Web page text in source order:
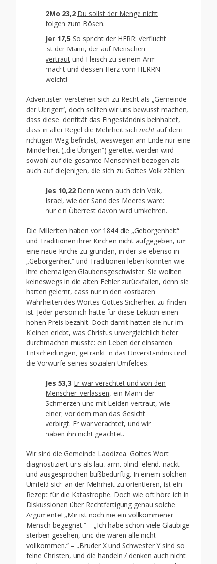
2Mo 23,2 Du sollst der Menge nicht
folgen zum Bösen.
Jer 17,5 So spricht der HERR: Verflucht
ist der Mann, der auf Menschen
vertraut und Fleisch zu seinem Arm
macht und dessen Herz vom HERRN
weicht!
Adventisten verstehen sich zu Recht als „Gemeinde
der Übrigen“, doch sollten wir uns bewusst machen,
dass diese Identität das Eingeständnis beinhaltet,
dass in aller Regel die Mehrheit sich nicht auf dem
richtigen Weg befindet, weswegen am Ende nur eine
Minderheit („die Übrigen“) gerettet werden wird –
sowohl auf die gesamte Menschheit bezogen als
auch auf diejenigen, die sich zu Gottes Volk zählen:
Jes 10,22 Denn wenn auch dein Volk,
Israel, wie der Sand des Meeres wäre:
nur ein Überrest davon wird umkehren.
Die Milleriten haben vor 1844 die „Geborgenheit“
und Traditionen ihrer Kirchen nicht aufgegeben, um
eine neue Kirche zu gründen, in der sie ebenso in
„Geborgenheit“ und Traditionen leben konnten wie
ihre ehemaligen Glaubensgeschwister. Sie wollten
keineswegs in die alten Fehler zurückfallen, denn sie
hatten gelernt, dass nur in den kostbaren
Wahrheiten des Wortes Gottes Sicherheit zu finden
ist. Jeder persönlich hatte für diese Lektion einen
hohen Preis bezahlt. Doch damit hatten sie nur im
Kleinen erlebt, was Christus unvergleichlich tiefer
durchmachen musste: ein Leben der einsamen
Entscheidungen, getränkt in das Unverständnis und
die Vorwürfe seines sozialen Umfeldes.
Jes 53,3 Er war verachtet und von den
Menschen verlassen, ein Mann der
Schmerzen und mit Leiden vertraut, wie
einer, vor dem man das Gesicht
verbirgt. Er war verachtet, und wir
haben ihn nicht geachtet.
Wir sind die Gemeinde Laodizea. Gottes Wort
diagnostiziert uns als lau, arm, blind, elend, nackt
und ausgesprochen bußbedürftig. In einem solchen
Umfeld sich an der Mehrheit zu orientieren, ist ein
Rezept für die Katastrophe. Doch wie oft höre ich in
Diskussionen über Rechtfertigung genau solche
Argumente! „Mir ist noch nie ein vollkommener
Mensch begegnet.“ – „Ich habe schon viele Gläubige
sterben gesehen, und die waren alle nicht
vollkommen.“ – „Bruder X und Schwester Y sind so
feine Christen, und die handeln / denken auch nicht